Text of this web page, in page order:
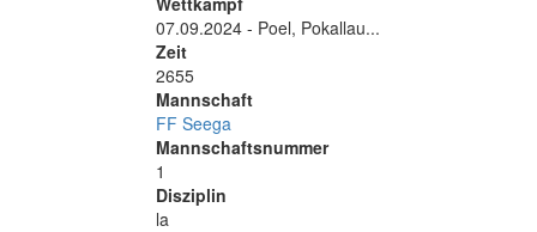
07.09.2024 - Poel, Pokallau...
Zeit
2655
Mannschaft
FF Seega
Mannschaftsnummer
1
Disziplin
la